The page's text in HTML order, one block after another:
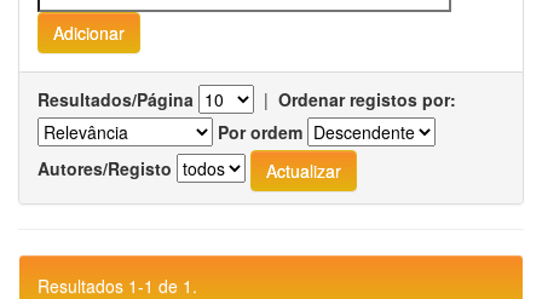
Resultados/Página | Ordenar registos por:
Por ordem
Autores/Registo
Resultados 1-1 de 1.